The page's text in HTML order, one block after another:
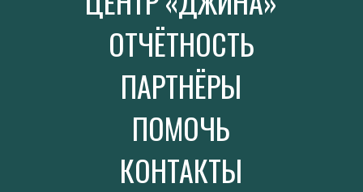
ПОМОЧЬ
ПАРТНЁРЫ
КОНТАКТЫ
ОТЧЁТНОСТЬ